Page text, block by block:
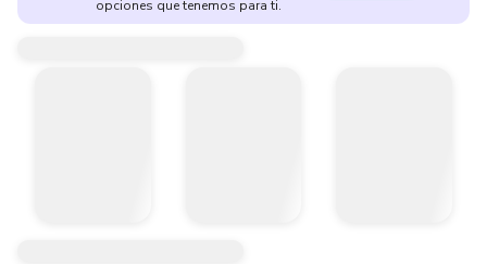
opciones que tenemos para ti.